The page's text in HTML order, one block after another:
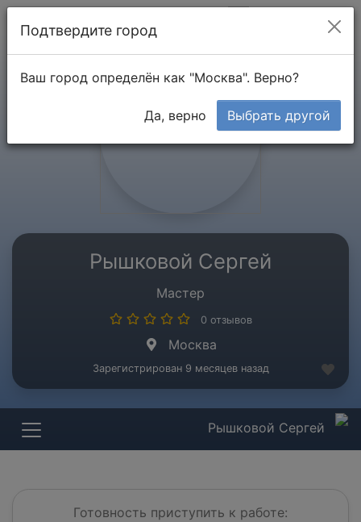
Рышковой Сергей
Мастер
0 отзывов
Москва
Зарегистрирован 9 месяцев назад
Рышковой Сергей
Готовность приступить к работе:
Подтвердите город
Ваш город определён как "Москва". Верно?
Да, верно Выбрать другой